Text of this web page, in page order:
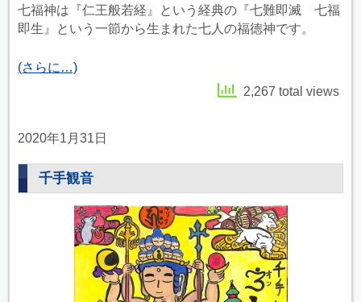
七福神は『仁王般若経』という経典の『七難即滅 七福
即生』という一節から生まれた七人の福徳神です。
(さらに…)
2,267 total views
2020年1月31日
千手観音